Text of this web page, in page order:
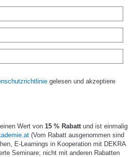
gelesen und akzeptiere
Wert von 15 % Rabatt und ist einmalig
(Vom Rabatt ausgenommen sind
E-Learnings in Kooperation mit DEKRA
Seminare; nicht mit anderen Rabatten